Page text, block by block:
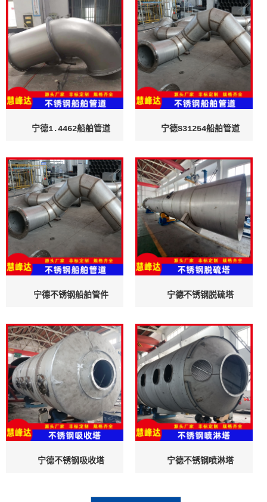
宁德1.4462船舶管道 宁德S31254船舶管道
宁德不锈钢船舶管件 宁德不锈钢脱硫塔
宁德不锈钢吸收塔 宁德不锈钢喷淋塔